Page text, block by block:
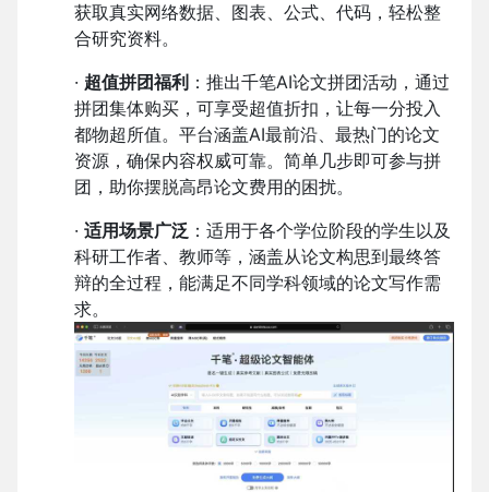
获取真实网络数据、图表、公式、代码，轻松整
合研究资料。
· 超值拼团福利 ：推出千笔AI论文拼团活动，通过
拼团集体购买，可享受超值折扣，让每一分投入
都物超所值。平台涵盖AI最前沿、最热门的论文
资源，确保内容权威可靠。简单几步即可参与拼
团，助你摆脱高昂论文费用的困扰。
· 适用场景广泛 ：适用于各个学位阶段的学生以及
科研工作者、教师等，涵盖从论文构思到最终答
辩的全过程，能满足不同学科领域的论文写作需
求。